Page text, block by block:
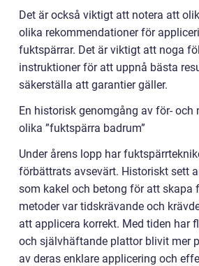
Det är också viktigt att notera att
olika rekommendationer för
fuktspärrar. Det är viktigt att noga
instruktioner för att uppnå bästa
säkerställa att garantier gäller.
En historisk genomgång av för- och
olika ”fuktspärra badrum”
Under årens lopp har
förbättrats avsevärt. Historiskt sett
som kakel och betong för att skapa
metoder var tidskrävande och
att applicera korrekt. Med tiden har
och självhäftande plattor blivit mer
av deras enklare applicering och